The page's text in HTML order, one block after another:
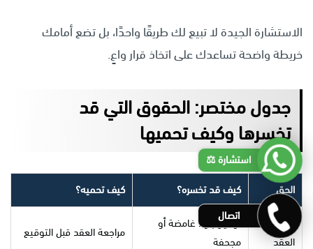
الاستشارة الجيدة لا تبيع لك طريقًا واحدًا، بل تضع أمامك
خريطة واضحة تساعدك على اتخاذ قرار واعٍ.
جدول مختصر: الحقوق التي قد
تخسرها وكيف تحميها
الحق كيف قد تخسره؟ كيف تحميه؟
فهم
العقد
توقيع بنود غامضة أو
مجحفة
مراجعة العقد قبل التوقيع
اتصال
استشارة ⚖️